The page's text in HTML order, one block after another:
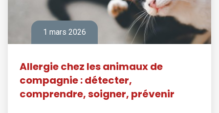
1 mars 2026
Allergie chez les animaux de
compagnie : détecter,
comprendre, soigner, prévenir